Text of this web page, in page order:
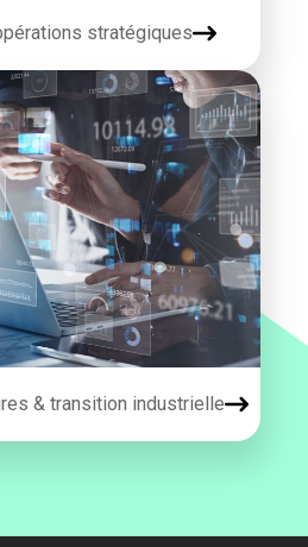
stratégiques
& transition industrielle